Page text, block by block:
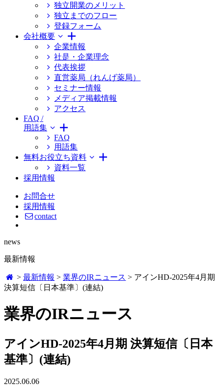
独立開業のメリット
独立までのフロー
登録フォーム
会社概要
企業情報
社是・企業理念
代表挨拶
直営薬局（れんげ薬局）
セミナー情報
メディア掲載情報
アクセス
FAQ /
用語集
FAQ
用語集
無料お役立ち資料
資料一覧
採用情報
お問合せ
採用情報
contact
news
最新情報
>最新情報 >業界のIRニュース > アインHD-2025年4月期
決算短信〔日本基準〕(連結)
業界のIRニュース
アインHD-2025年4月期 決算短信〔日本
基準〕(連結)
2025.06.06